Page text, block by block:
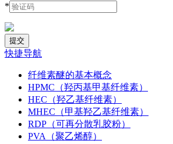
*
快捷导航
纤维素醚的基本概念
HPMC（羟丙基甲基纤维素）
HEC（羟乙基纤维素）
MHEC（甲基羟乙基纤维素）
RDP（可再分散乳胶粉）
PVA（聚乙烯醇）